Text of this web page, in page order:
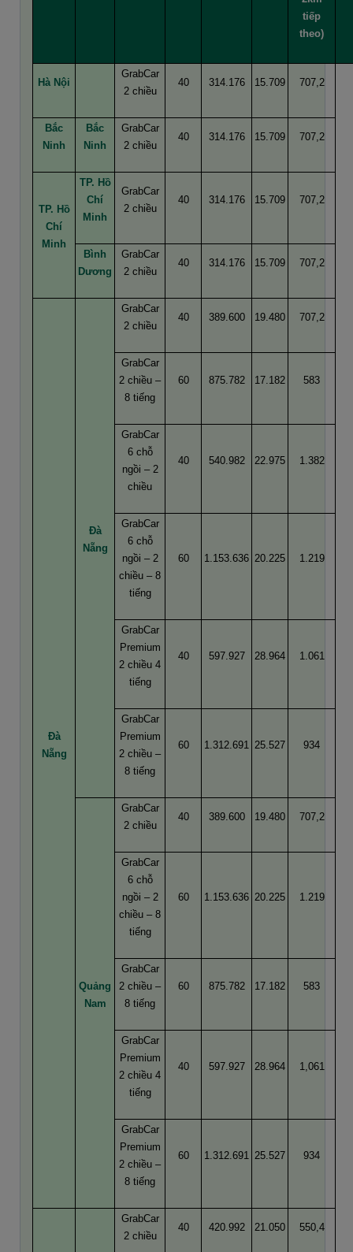
tiếp
theo)
Hà Nội
GrabCar
2 chiều
40 314.176 15.709 707,2
Bắc
Ninh
Bắc
Ninh
GrabCar
2 chiều
40 314.176 15.709 707,2
TP. Hồ
Chí
Minh
TP. Hồ
Chí
Minh
GrabCar
2 chiều
40 314.176 15.709 707,2
Bình
Dương
GrabCar
2 chiều
40 314.176 15.709 707,2
Đà
Nẵng
Đà
Nẵng
GrabCar
2 chiều
40 389.600 19.480 707,2
GrabCar
2 chiều –
8 tiếng
60 875.782 17.182 583
GrabCar
6 chỗ
ngồi – 2
chiều
40 540.982 22.975 1.382
GrabCar
6 chỗ
ngồi – 2
chiều – 8
tiếng
60 1.153.636 20.225 1.219
GrabCar
Premium
2 chiều 4
tiếng
40 597.927 28.964 1.061
GrabCar
Premium
2 chiều –
8 tiếng
60 1.312.691 25.527 934
Quảng
Nam
GrabCar
2 chiều
40 389.600 19.480 707,2
GrabCar
6 chỗ
ngồi – 2
chiều – 8
tiếng
60 1.153.636 20.225 1.219
GrabCar
2 chiều –
8 tiếng
60 875.782 17.182 583
GrabCar
Premium
2 chiều 4
tiếng
40 597.927 28.964 1,061
GrabCar
Premium
2 chiều –
8 tiếng
60 1.312.691 25.527 934
GrabCar
2 chiều
40 420.992 21.050 550,4